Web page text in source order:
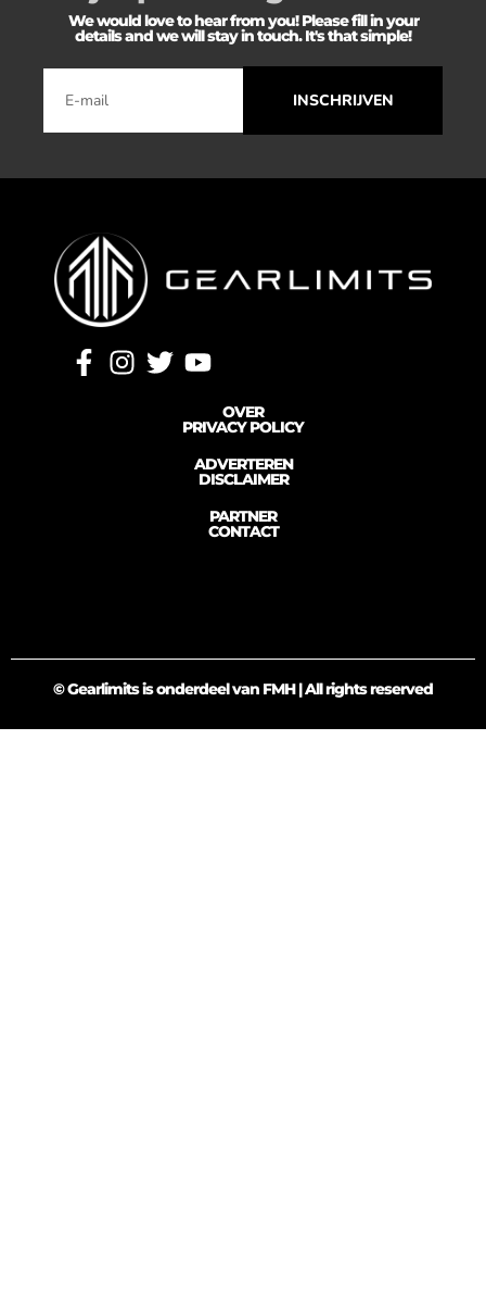
We would love to hear from you! Please fill in your
details and we will stay in touch. It's that simple!
INSCHRIJVEN
OVER
PRIVACY POLICY
ADVERTEREN
DISCLAIMER
PARTNER
CONTACT
© Gearlimits is onderdeel van FMH | All rights reserved